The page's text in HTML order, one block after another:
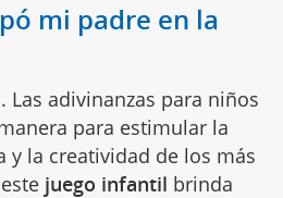
mi padre en la
Las adivinanzas para niños
para estimular la
y la creatividad de los más
juego infantil brinda